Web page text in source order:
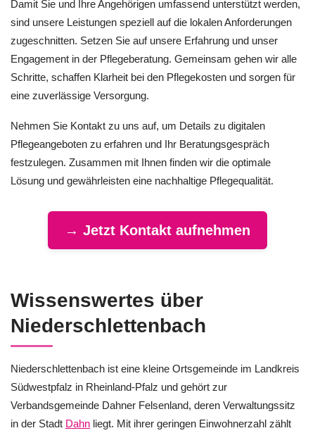
Damit Sie und Ihre Angehörigen umfassend unterstützt werden,
sind unsere Leistungen speziell auf die lokalen Anforderungen
zugeschnitten. Setzen Sie auf unsere Erfahrung und unser
Engagement in der Pflegeberatung. Gemeinsam gehen wir alle
Schritte, schaffen Klarheit bei den Pflegekosten und sorgen für
eine zuverlässige Versorgung.
Nehmen Sie Kontakt zu uns auf, um Details zu digitalen
Pflegeangeboten zu erfahren und Ihr Beratungsgespräch
festzulegen. Zusammen mit Ihnen finden wir die optimale
Lösung und gewährleisten eine nachhaltige Pflegequalität.
→ Jetzt Kontakt aufnehmen
Wissenswertes über
Niederschlettenbach
Niederschlettenbach ist eine kleine Ortsgemeinde im Landkreis
Südwestpfalz in Rheinland-Pfalz und gehört zur
Verbandsgemeinde Dahner Felsenland, deren Verwaltungssitz
in der Stadt Dahn liegt. Mit ihrer geringen Einwohnerzahl zählt